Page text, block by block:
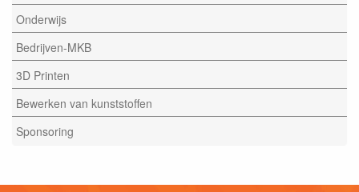
Onderwijs
Bedrijven-MKB
3D Printen
Bewerken van kunststoffen
Sponsoring